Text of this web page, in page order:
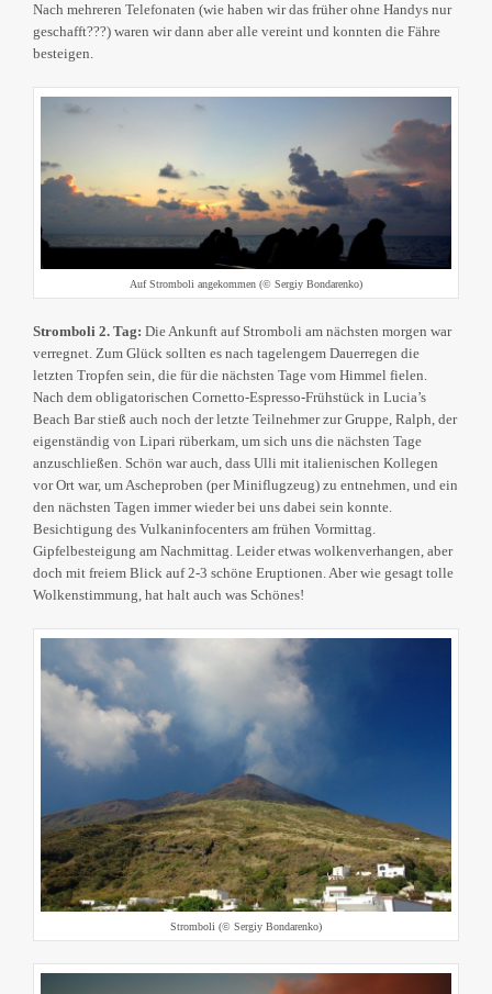
Nach mehreren Telefonaten (wie haben wir das früher ohne Handys nur
geschafft???) waren wir dann aber alle vereint und konnten die Fähre
besteigen.
Auf Stromboli angekommen (© Sergiy Bondarenko)
Stromboli 2. Tag: Die Ankunft auf Stromboli am nächsten morgen war
verregnet. Zum Glück sollten es nach tagelengem Dauerregen die
letzten Tropfen sein, die für die nächsten Tage vom Himmel fielen.
Nach dem obligatorischen Cornetto-Espresso-Frühstück in Lucia’s
Beach Bar stieß auch noch der letzte Teilnehmer zur Gruppe, Ralph, der
eigenständig von Lipari rüberkam, um sich uns die nächsten Tage
anzuschließen. Schön war auch, dass Ulli mit italienischen Kollegen
vor Ort war, um Ascheproben (per Miniflugzeug) zu entnehmen, und ein
den nächsten Tagen immer wieder bei uns dabei sein konnte.
Besichtigung des Vulkaninfocenters am frühen Vormittag.
Gipfelbesteigung am Nachmittag. Leider etwas wolkenverhangen, aber
doch mit freiem Blick auf 2-3 schöne Eruptionen. Aber wie gesagt tolle
Wolkenstimmung, hat halt auch was Schönes!
Stromboli (© Sergiy Bondarenko)